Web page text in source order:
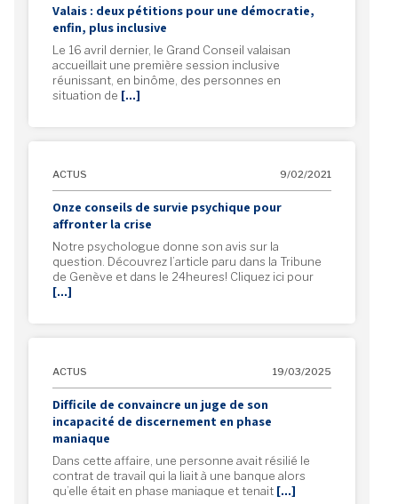
Valais : deux pétitions pour une démocratie,
enfin, plus inclusive
Le 16 avril dernier, le Grand Conseil valaisan
accueillait une première session inclusive
réunissant, en binôme, des personnes en
situation de […]
ACTUS 9/02/2021
Onze conseils de survie psychique pour
affronter la crise
Notre psychologue donne son avis sur la
question. Découvrez l’article paru dans la Tribune
de Genève et dans le 24heures! Cliquez ici pour
[…]
ACTUS 19/03/2025
Difficile de convaincre un juge de son
incapacité de discernement en phase
maniaque
Dans cette affaire, une personne avait résilié le
contrat de travail qui la liait à une banque alors
qu’elle était en phase maniaque et tenait […]